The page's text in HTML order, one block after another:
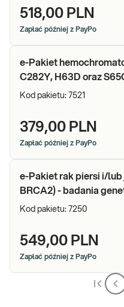
518,00 PLN
Zapłać później z PayPo
e-Pakiet
C282Y, H63D oraz
Kod pakietu: 7521
379,00 PLN
Zapłać później z PayPo
e-Pakiet rak piersi i/lub
BRCA2) - badania
Kod pakietu: 7250
549,00 PLN
Zapłać później z PayPo